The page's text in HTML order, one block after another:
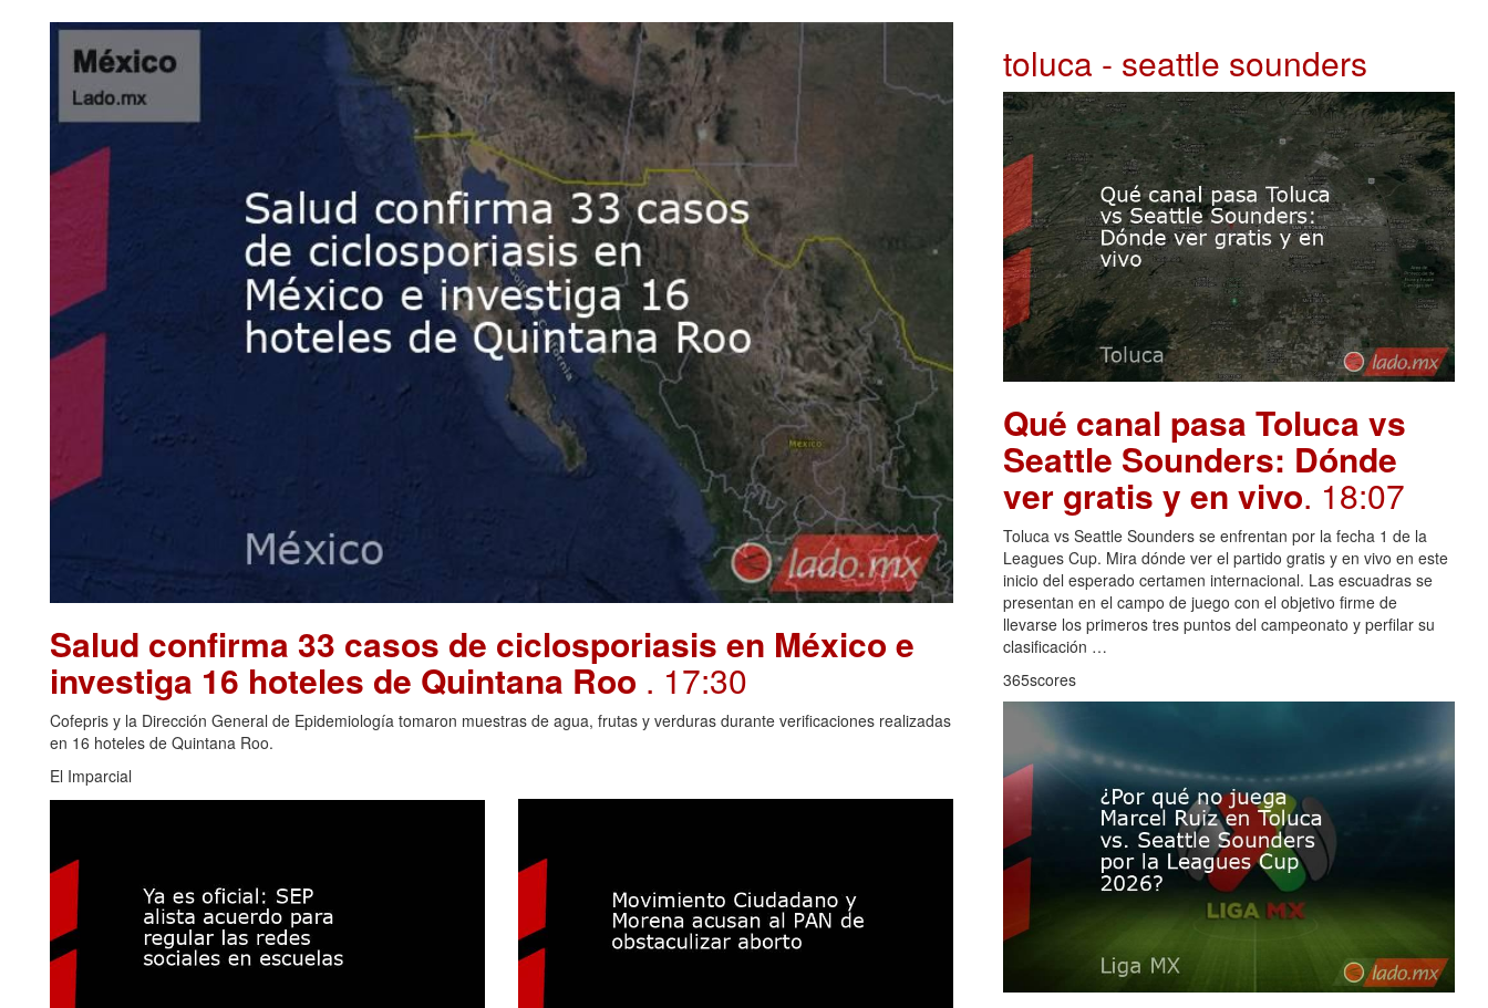
Salud confirma 33 casos de ciclosporiasis en México e
investiga 16 hoteles de Quintana Roo . 17:30
Cofepris y la Dirección General de Epidemiología tomaron muestras de agua, frutas y verduras durante verificaciones realizadas
en 16 hoteles de Quintana Roo.
El Imparcial
toluca - seattle sounders
Qué canal pasa Toluca vs
Seattle Sounders: Dónde
ver gratis y en vivo. 18:07
Toluca vs Seattle Sounders se enfrentan por la fecha 1 de la
Leagues Cup. Mira dónde ver el partido gratis y en vivo en este
inicio del esperado certamen internacional. Las escuadras se
presentan en el campo de juego con el objetivo firme de
llevarse los primeros tres puntos del campeonato y perfilar su
clasificación …
365scores